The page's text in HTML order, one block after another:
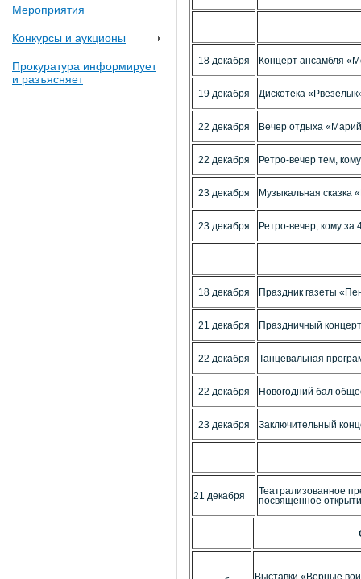
Мероприятия
Конкурсы и аукционы
Прокуратура информирует
и разъясняет
18 декабря Концерт ансамбля
19 декабря Дискотека
22 декабря Вечер отдыха
22 декабря Ретро-вечер тем,
23 декабря Музыкальная сказка
23 декабря Ретро-вечер, кому за
18 декабря Праздник газеты
21 декабря Праздничный концерт
22 декабря Танцевальная
22 декабря Новогодний бал
23 декабря Заключительный
21 декабря
Театрализованное
посвященное
Выставки «Верные